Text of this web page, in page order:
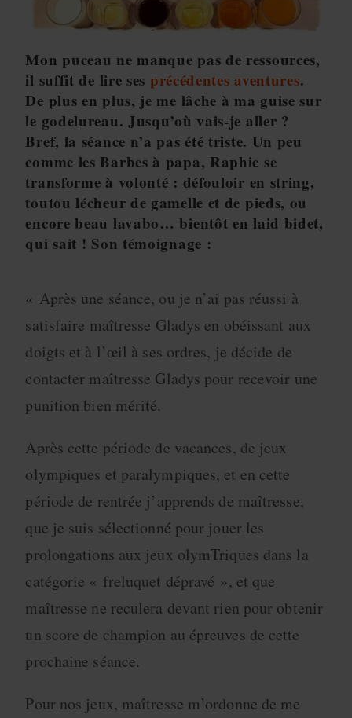
Mon puceau ne manque pas de ressources,
il suffit de lire ses précédentes aventures.
De plus en plus, je me lâche à ma guise sur
le godelureau. Jusqu’où vais-je aller ?
Bref, la séance n’a pas été triste. Un peu
comme les Barbes à papa, Raphie se
transforme à volonté : défouloir en string,
toutou lécheur de gamelle et de pieds, ou
encore beau lavabo… bientôt en laid bidet,
qui sait ! Son témoignage :
« Après une séance, ou je n’ai pas réussi à
satisfaire maîtresse Gladys en obéissant aux
doigts et à l’œil à ses ordres, je décide de
contacter maîtresse Gladys pour recevoir une
punition bien mérité.
Après cette période de vacances, de jeux
olympiques et paralympiques, et en cette
période de rentrée j’apprends de maîtresse,
que je suis sélectionné pour jouer les
prolongations aux jeux olymTriques dans la
catégorie « freluquet dépravé », et que
maîtresse ne reculera devant rien pour obtenir
un score de champion au épreuves de cette
prochaine séance.
Pour nos jeux, maîtresse m’ordonne de me